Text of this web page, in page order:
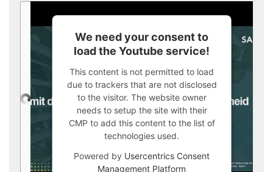
We need your consent to
load the Youtube service!
This content is not permitted to load
due to trackers that are not disclosed
to the visitor. The website owner
needs to setup the site with their
CMP to add this content to the list of
technologies used.
Powered by Usercentrics Consent
Management Platform